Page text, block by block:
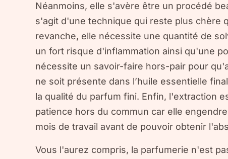
Néanmoins, elle s'avère être un procédé
s'agit d'une technique qui reste plus chère
revanche, elle nécessite une quantité de
un fort risque d'inflammation ainsi qu'une
nécessite un savoir-faire hors-pair pour
ne soit présente dans l’huile essentielle
la qualité du parfum fini. Enfin, l'extraction
patience hors du commun car elle
mois de travail avant de pouvoir obtenir
Vous l'aurez compris, la parfumerie n'est